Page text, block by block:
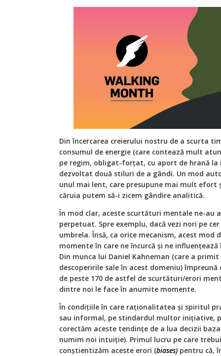
Din încercarea creierului nostru de a scurta
consumul de energie (care contează mult
pe regim, obligat-forțat, cu aport de hrană la
dezvoltat două stiluri de a gândi. Un mod
unul mai lent, care presupune mai mult efort
căruia putem să-i zicem gândire analitică.
În mod clar, aceste scurtături mentale ne-au
perpetuat. Spre exemplu, dacă vezi nori pe
umbrela. Însă, ca orice mecanism, acest
momente în care ne încurcă și ne
Din munca lui Daniel Kahneman (care a
descoperirile sale în acest domeniu)
de peste 170 de astfel de scurtături/erori
dintre noi le face în anumite momente.
În condițiile în care raționalitatea și spiritul
sau informal, pe stindardul multor inițiative,
corectăm aceste tendințe de a lua decizii
numim noi intuiție). Primul lucru pe care
conștientizăm aceste erori (biases) pentru că,